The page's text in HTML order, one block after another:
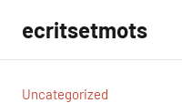
contenu
ecritsetmots
Uncategorized